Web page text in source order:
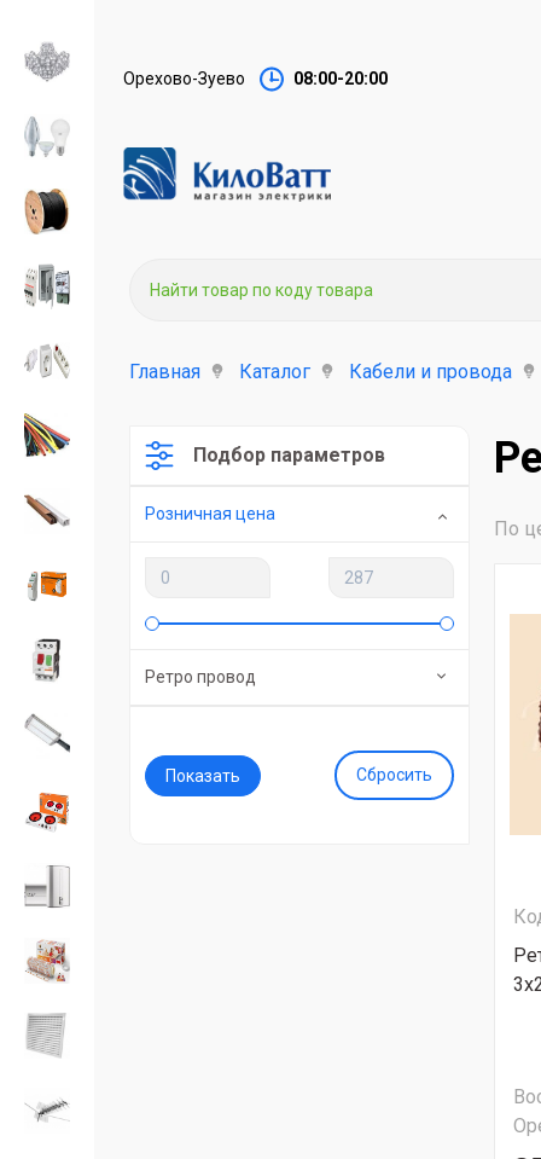
Орехово-Зуево 08:00-20:00
Главная Каталог Кабели и провода
Подбор параметров
Розничная цена
Ретро провод
Сбросить
По